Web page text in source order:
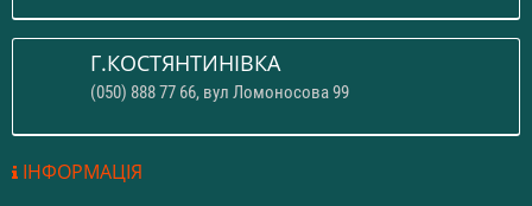
Г.КОСТЯНТИНІВКА
(050) 888 77 66, вул Ломоносова 99
ІНФОРМАЦІЯ